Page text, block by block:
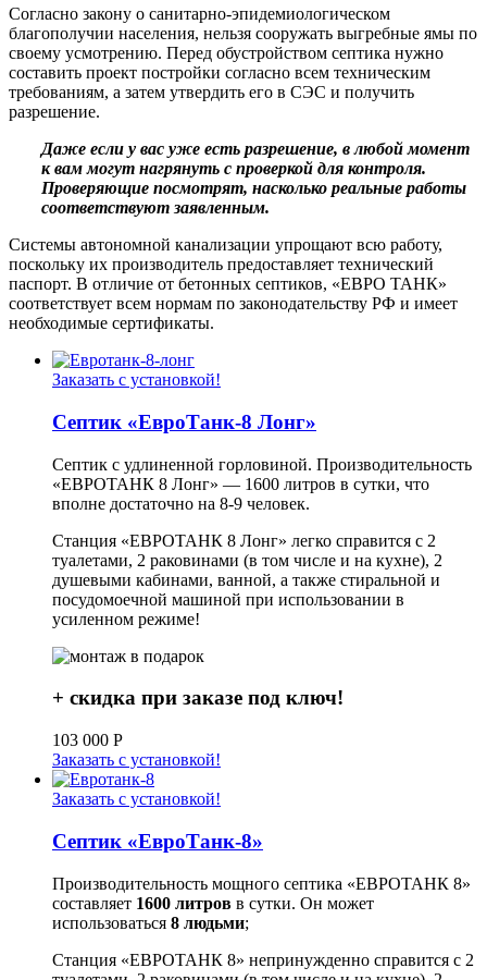
Согласно закону о санитарно-эпидемиологическом
благополучии населения, нельзя сооружать выгребные ямы по
своему усмотрению. Перед обустройством септика нужно
составить проект постройки согласно всем техническим
требованиям, а затем утвердить его в СЭС и получить
разрешение.
Даже если у вас уже есть разрешение, в любой момент
к вам могут нагрянуть с проверкой для контроля.
Проверяющие посмотрят, насколько реальные работы
соответствуют заявленным.
Системы автономной канализации упрощают всю работу,
поскольку их производитель предоставляет технический
паспорт. В отличие от бетонных септиков, «ЕВРО ТАНК»
соответствует всем нормам по законодательству РФ и имеет
необходимые сертификаты.
Заказать с установкой!
Септик «ЕвроТанк-8 Лонг»
Септик с удлиненной горловиной. Производительность
«ЕВРОТАНК 8 Лонг» — 1600 литров в сутки, что
вполне достаточно на 8-9 человек.
Станция «ЕВРОТАНК 8 Лонг» легко справится с 2
туалетами, 2 раковинами (в том числе и на кухне), 2
душевыми кабинами, ванной, а также стиральной и
посудомоечной машиной при использовании в
усиленном режиме!
+ скидка при заказе под ключ!
103 000 Р
Заказать с установкой!
Заказать с установкой!
Септик «ЕвроТанк-8»
Производительность мощного септика «ЕВРОТАНК 8»
составляет 1600 литров в сутки. Он может
использоваться 8 людьми;
Станция «ЕВРОТАНК 8» непринужденно справится с 2